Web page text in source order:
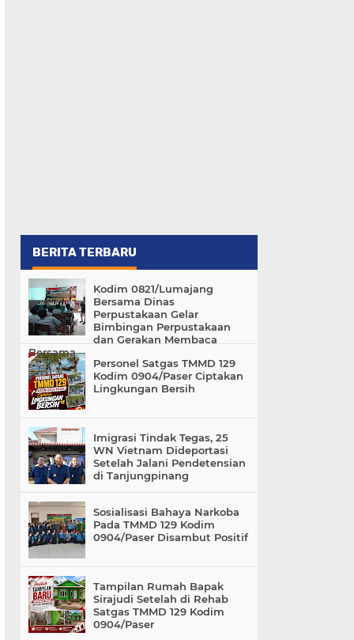
BERITA TERBARU
Kodim 0821/Lumajang
Bersama Dinas
Perpustakaan Gelar
Bimbingan Perpustakaan
dan Gerakan Membaca
Bersama
Personel Satgas TMMD 129
Kodim 0904/Paser Ciptakan
Lingkungan Bersih
Imigrasi Tindak Tegas, 25
WN Vietnam Dideportasi
Setelah Jalani Pendetensian
di Tanjungpinang
Sosialisasi Bahaya Narkoba
Pada TMMD 129 Kodim
0904/Paser Disambut Positif
Tampilan Rumah Bapak
Sirajudi Setelah di Rehab
Satgas TMMD 129 Kodim
0904/Paser